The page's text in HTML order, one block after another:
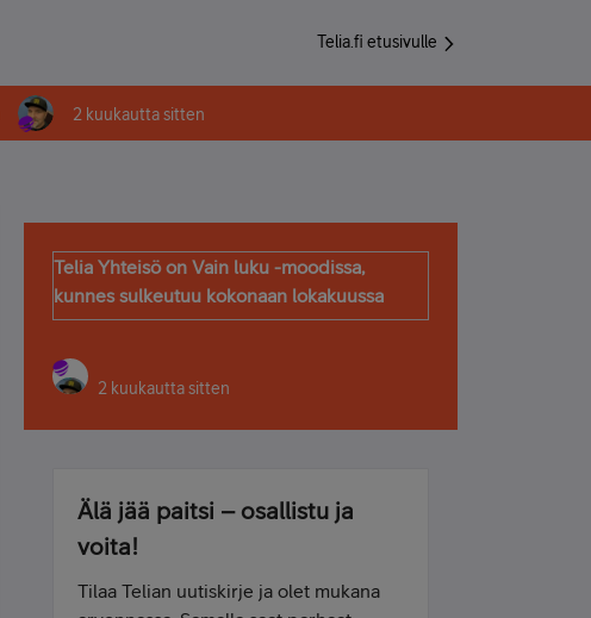
Telia.fi etusivulle
2 kuukautta sitten
Telia Yhteisö on Vain luku -moodissa,
kunnes sulkeutuu kokonaan lokakuussa
2 kuukautta sitten
Älä jää paitsi – osallistu ja
voita!
Tilaa Telian uutiskirje ja olet mukana